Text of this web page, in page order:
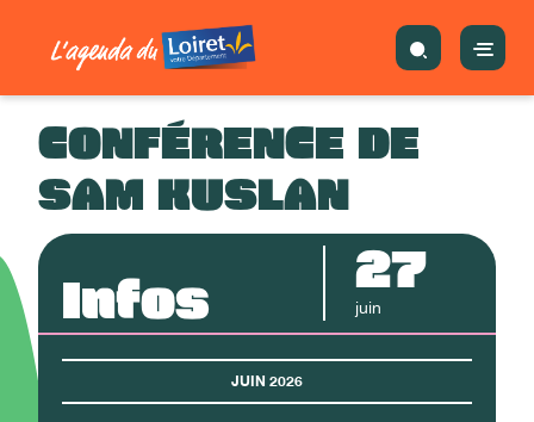
CONFÉRENCE DE
SAM KUSLAN
Infos 27
juin
JUIN 2026